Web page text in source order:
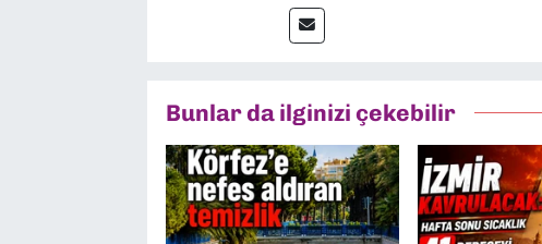
anda Dokuz Eylül Gazetesi'nde
Bunlar da ilginizi çekebilir